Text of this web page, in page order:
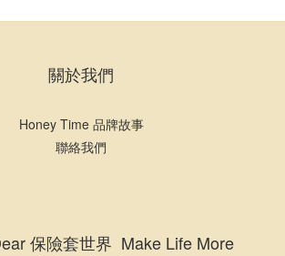
關於我們
Honey Time 品牌故事
聯絡我們
保險套世界 Make Life More